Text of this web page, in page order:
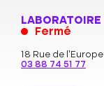
Fermé
18 Rue de
03 88 74 51 77